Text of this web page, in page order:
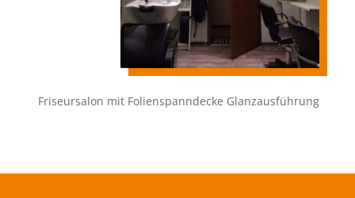
Friseursalon mit Folienspanndecke Glanzausführung